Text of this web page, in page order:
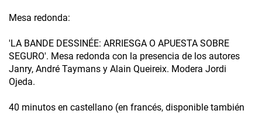
Mesa redonda:
'LA BANDE DESSINÉE: ARRIESGA O APUESTA SOBRE
SEGURO'. Mesa redonda con la presencia de los autores
Janry, André Taymans y Alain Queireix. Modera Jordi
Ojeda.
40 minutos en castellano (en francés, disponible también